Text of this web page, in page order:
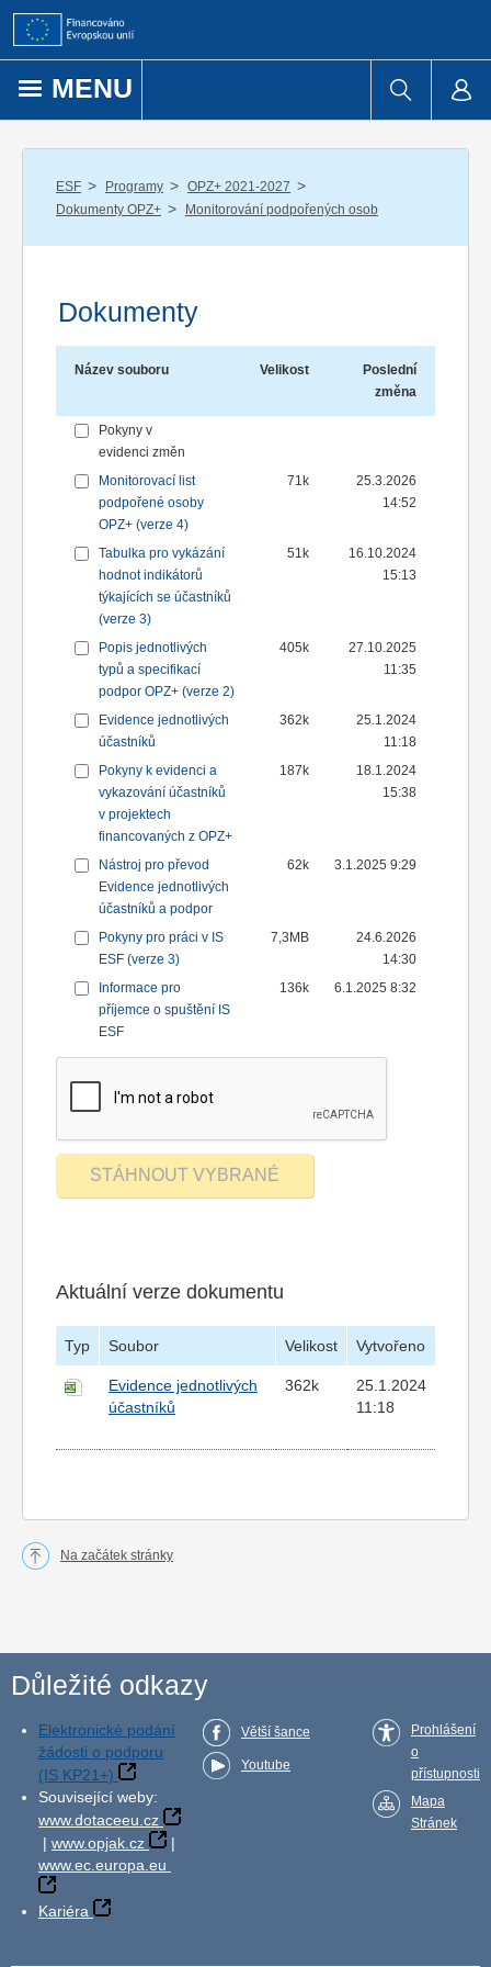
Přejít k obsahu
MENU
ESF / Programy / OPZ+ 2021-2027 /
Dokumenty OPZ+ / Monitorování podpořených osob
Dokumenty
Název souboru Velikost
Poslední
změna
Pokyny v
evidenci změn
Monitorovací list
podpořené osoby
OPZ+ (verze 4)
71k
25.3.2026
14:52
Tabulka pro vykázání
hodnot indikátorů
týkajících se účastníků
(verze 3)
51k
16.10.2024
15:13
Popis jednotlivých
typů a specifikací
podpor OPZ+ (verze 2)
405k
27.10.2025
11:35
Evidence jednotlivých
účastníků
362k
25.1.2024
11:18
Pokyny k evidenci a
vykazování účastníků
v projektech
financovaných z OPZ+
187k
18.1.2024
15:38
Nástroj pro převod
Evidence jednotlivých
účastníků a podpor
62k 3.1.2025 9:29
Pokyny pro práci v IS
ESF (verze 3)
7,3MB
24.6.2026
14:30
Informace pro
příjemce o spuštění IS
ESF
136k 6.1.2025 8:32
Aktuální verze dokumentu
Typ Soubor Velikost Vytvořeno
Evidence jednotlivých
účastníků
362k
25.1.2024
11:18
Na začátek stránky
Důležité odkazy
Elektronické podání
žádosti o podporu
(IS KP21+)
Související weby:
www.dotaceeu.cz
| www.opjak.cz
|
www.ec.europa.eu
Kariéra
Větší šance
Youtube
Prohlášení
o
přístupnosti
Mapa
Stránek